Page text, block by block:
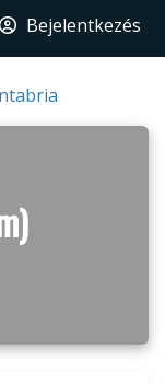
Bejelentkezés